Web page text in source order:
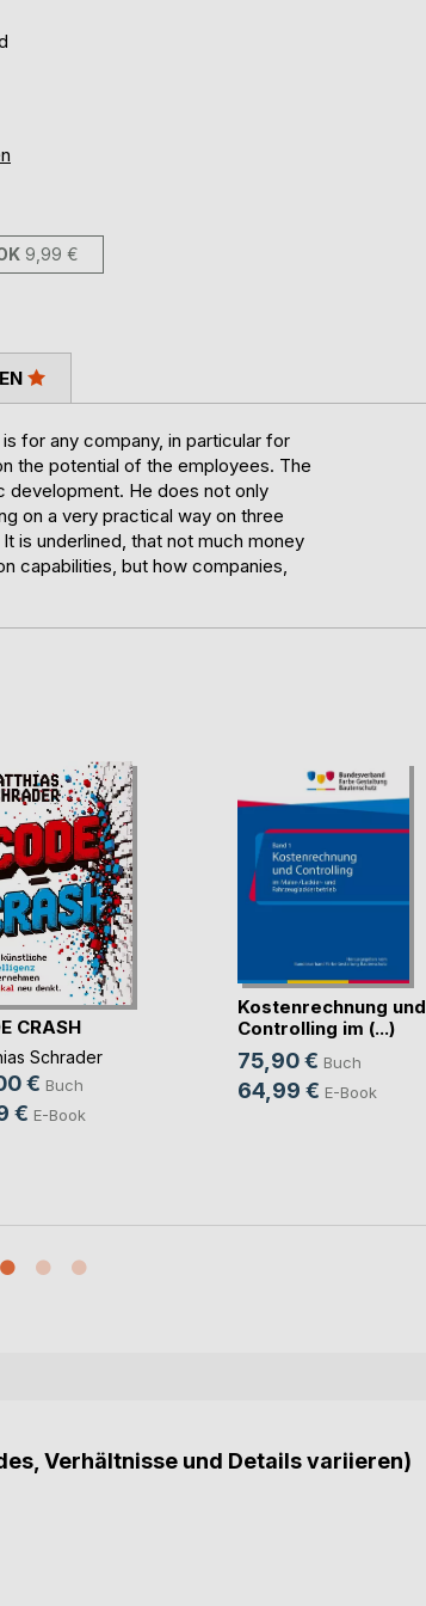
9,99 €
for any company, in particular for
the potential of the employees. The
development. He does not only
on a very practical way on three
is underlined, that not much money
capabilities, but how companies,
CRASH
Schrader
€ Buch
€ E-Book
Kostenrechnung und
Controlling im (...)
75,90 € Buch
64,99 € E-Book
Verhältnisse und Details variieren)